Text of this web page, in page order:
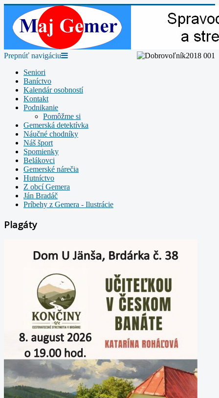
Prepnúť navigáciu
Seniori
Baníctvo
Kalendár osobností
Kontakt
Podnikanie
Pomôžme si
Gemerská detektívka
Náučné chodníky
Náš šport
Spomienky
Belákovci
Gemerské nárečia
Hutníctvo
Z obcí Gemera
Ján Bradáč
Príbehy z Gemera - Ilustrácie
Plagáty